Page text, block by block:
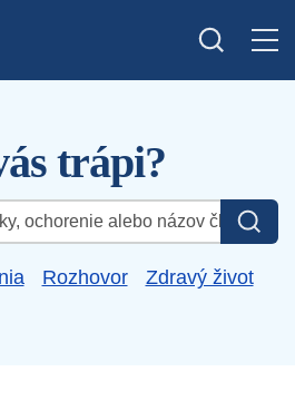
trápi?
Rozhovor Zdravý život